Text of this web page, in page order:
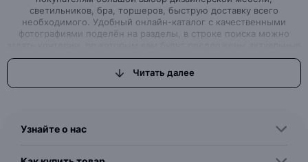
светильников, бра, торшеров, быструю доставку всего
необходимого. Удобный онлайн-каталог с качественными
фотографиями поделён на разделы, в строке поиска можно
варианты товаров нашего магазина.Интернет-магазин, где вы
можете найти всё, что ищете
Вы задумали начать ремонт или просто обновить дизайн
предложения, которые смогут удовлетворить самые
Читать далее
Узнайте о нас